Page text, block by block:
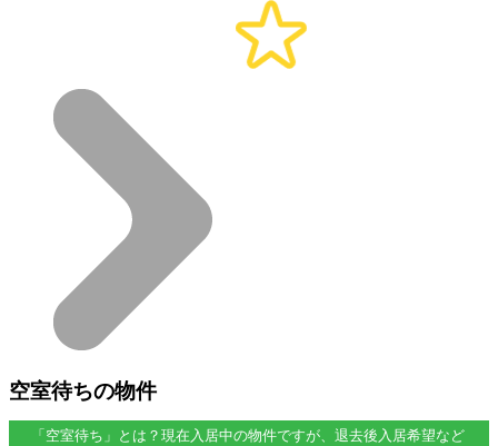
空室待ちの物件
「空室待ち」とは？現在入居中の物件ですが、退去後入居希望など